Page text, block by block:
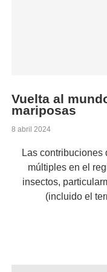
Vuelta al
mariposas
8 abril 2024
Las
múltiples en el
insectos,
(incluido el